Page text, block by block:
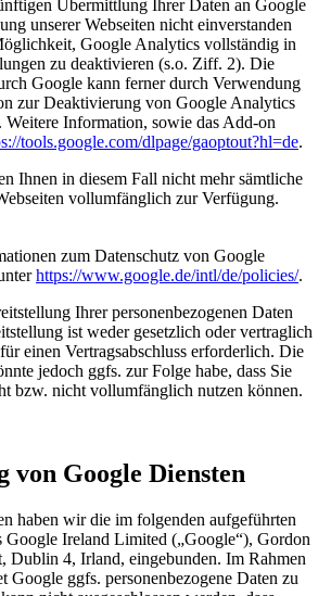
Übermittlung Ihrer Daten an Google
unserer Webseiten nicht einverstanden
Google Analytics vollständig in
zu deaktivieren (s.o. Ziff. 2). Die
Google kann ferner durch Verwendung
zur Deaktivierung von Google Analytics
Weitere Information, sowie das Add-on
tools.google.com/dlpage/gaoptout?hl=de.
Ihnen in diesem Fall nicht mehr sämtliche
vollumfänglich zur Verfügung.
zum Datenschutz von Google
https://www.google.de/intl/de/policies/.
Ihrer personenbezogenen Daten
ist weder gesetzlich oder vertraglich
einen Vertragsabschluss erforderlich. Die
jedoch ggfs. zur Folge habe, dass Sie
bzw. nicht vollumfänglich nutzen können.
von Google Diensten
haben wir die im folgenden aufgeführten
Google Ireland Limited („Google“), Gordon
Dublin 4, Irland, eingebunden. Im Rahmen
Google ggfs. personenbezogene Daten zu